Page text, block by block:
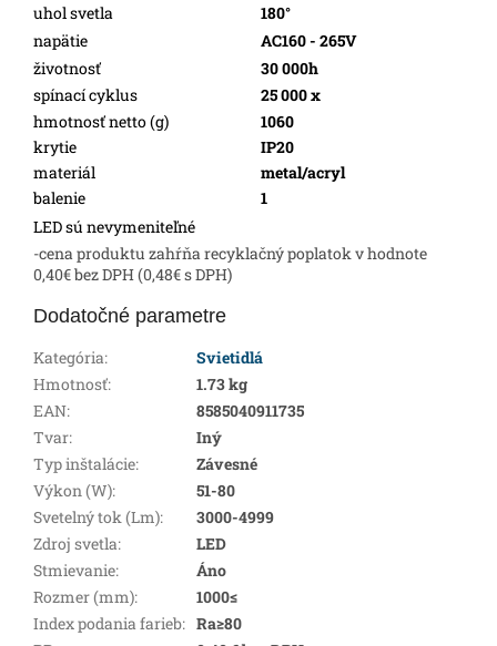
uhol svetla
180°
napätie
AC160 - 265V
životnosť
30 000h
spínací cyklus
25 000 x
hmotnosť netto (g)
1060
krytie
IP20
materiál
metal/acryl
balenie
1
LED sú nevymeniteľné
-cena produktu zahŕňa recyklačný poplatok v hodnote
0,40€ bez DPH (0,48€ s DPH)
Dodatočné parametre
Kategória:
Svietidlá
Hmotnosť:
1.73 kg
EAN:
8585040911735
Tvar:
Iný
Typ inštalácie:
Závesné
Výkon (W):
51-80
Svetelný tok (Lm):
3000-4999
Zdroj svetla:
LED
Stmievanie:
Áno
Rozmer (mm):
1000≤
Index podania farieb: Ra≥80